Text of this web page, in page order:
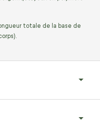
totale de la base de